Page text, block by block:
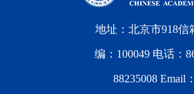
地址：北京市918信
编：100049 电话：
88235008 Email：